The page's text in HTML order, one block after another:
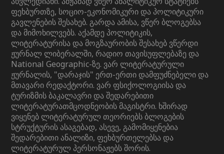
ფეხბურთზე, სოციო-ეკონომიკური და პოლიტიკური
გავლენების შესახებ. გარდა ამისა, ვწერ ბლოგებსა
და მიმოხილვებს. აქამდე პოლიტიკის,
ლიტერატურისა და მოგზაურობის შესახებ ვწერდი
ჟურნალ ლიბერალში, რადიო თავისუფლებაზე და
National Geographic-ზე. ვარ ლიტერატურული
ჟურნალის, "დარაჯის" ერთ-ერთი დამფუძნებელი და
მთავარი რედაქტორი. ვარ ფსიქოლოგიისა და
ტურიზმის ბაკალავრი და შედარებითი
ლიტერატურათმცოდნეობის მაგისტრი. ხშირად
ვიყენებ ლიტერატურულ თეორიებს ბლოგების
სტრუქტურის ასაგებად, ასევე, გამომიყენებია
შედარებითი ანალიზი, ფეხბურთელებსა და
ლიტერატურულ პერსონაჟებს შორის.